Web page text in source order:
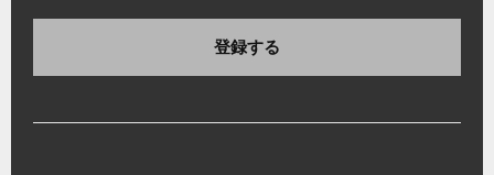
登録する